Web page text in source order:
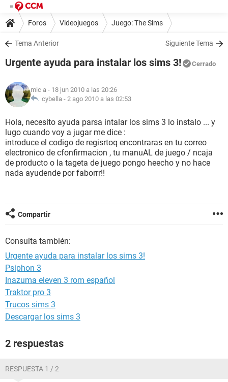
Foros Videojuegos Juego: The Sims
Tema Anterior Siguiente Tema
Urgente ayuda para instalar los sims 3! Cerrado
mic a - 18 jun 2010 a las 20:26
cybella - 2 ago 2010 a las 02:53
Hola, necesito ayuda parsa intalar los sims 3 lo instalo ... y
lugo cuando voy a jugar me dice :
introduce el codigo de regisrtoq encontraras en tu correo
electronico de cfonfirmacion , tu manuAL de juego / ncaja
de producto o la tageta de juego pongo heecho y no hace
nada ayudende por faborrr!!
Compartir
Consulta también:
Urgente ayuda para instalar los sims 3!
Psiphon 3
Inazuma eleven 3 rom español
Traktor pro 3
Trucos sims 3
Descargar los sims 3
2 respuestas
RESPUESTA 1 / 2